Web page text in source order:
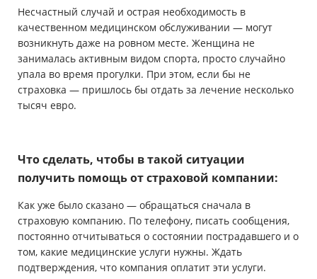
Несчастный случай и острая необходимость в
качественном медицинском обслуживании — могут
возникнуть даже на ровном месте. Женщина не
занималась активным видом спорта, просто случайно
упала во время прогулки. При этом, если бы не
страховка — пришлось бы отдать за лечение несколько
тысяч евро.
Что сделать, чтобы в такой ситуации
получить помощь от страховой компании:
Как уже было сказано — обращаться сначала в
страховую компанию. По телефону, писать сообщения,
постоянно отчитываться о состоянии пострадавшего и о
том, какие медицинские услуги нужны. Ждать
подтверждения, что компания оплатит эти услуги.